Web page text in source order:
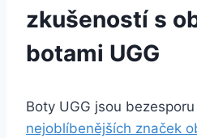
zkušeností s
botami​ UGG
Boty UGG ‌jsou
nejoblíbenějších ​značek